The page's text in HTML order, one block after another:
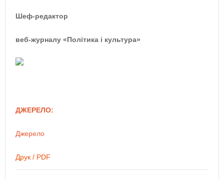
​Шеф-редактор
веб-журналу «Політика і культура»
ДЖЕРЕЛО:
Джерело
Друк / PDF